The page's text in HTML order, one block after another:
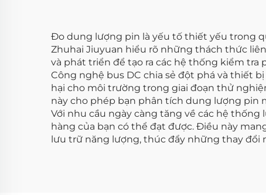
Đo dung lượng pin là yếu tố thiết yếu trong
Zhuhai Jiuyuan hiểu rõ những thách thức
và phát triển để tạo ra các hệ thống kiểm tra
Công nghệ bus DC chia sẻ đột phá và thiết
hại cho môi trường trong giai đoạn thử
này cho phép bạn phân tích dung lượng pin
Với nhu cầu ngày càng tăng về các hệ
hàng của bạn có thể đạt được. Điều này
lưu trữ năng lượng, thúc đẩy những thay